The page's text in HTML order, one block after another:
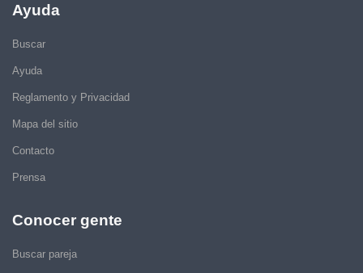
Ayuda
Buscar
Ayuda
Reglamento y Privacidad
Mapa del sitio
Contacto
Prensa
Conocer gente
Buscar pareja